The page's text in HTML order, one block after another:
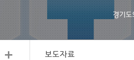
경기
보도자료